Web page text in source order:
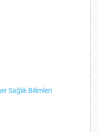
Sağlık Bilimleri